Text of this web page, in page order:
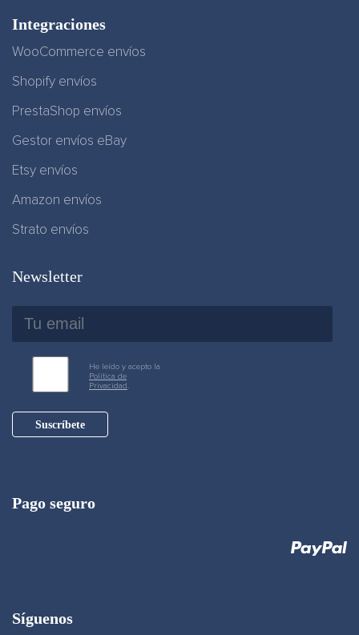
Integraciones
WooCommerce envíos
Shopify envíos
PrestaShop envíos
Gestor envíos eBay
Etsy envíos
Amazon envíos
Strato envíos
Newsletter
He leído y acepto la
Política de
Privacidad.
Suscríbete
Síguenos
Pago seguro